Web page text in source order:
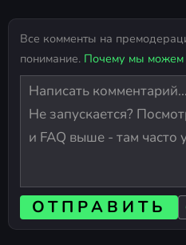
Все комменты на
понимание. Почему мы можем
ОТПРАВИТЬ